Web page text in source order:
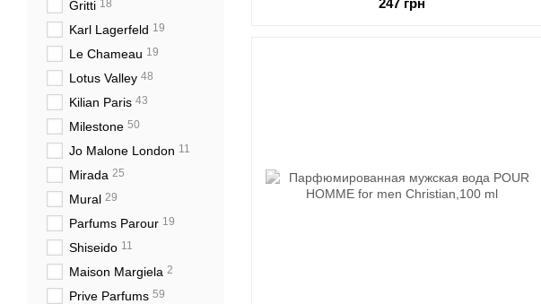
247 грн
Gritti 18
Karl Lagerfeld 19
Le Chameau 19
Lotus Valley 48
Kilian Paris 43
Milestone 50
Jo Malone London 11
Mirada 25
Mural 29
Parfums Parour 19
Shiseido 11
Maison Margiela 2
Prive Parfums 59